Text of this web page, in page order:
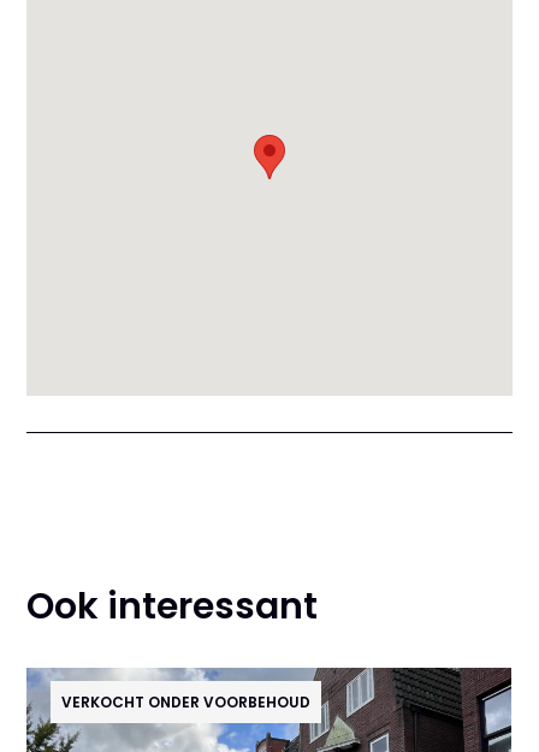
Ook interessant
VERKOCHT ONDER VOORBEHOUD